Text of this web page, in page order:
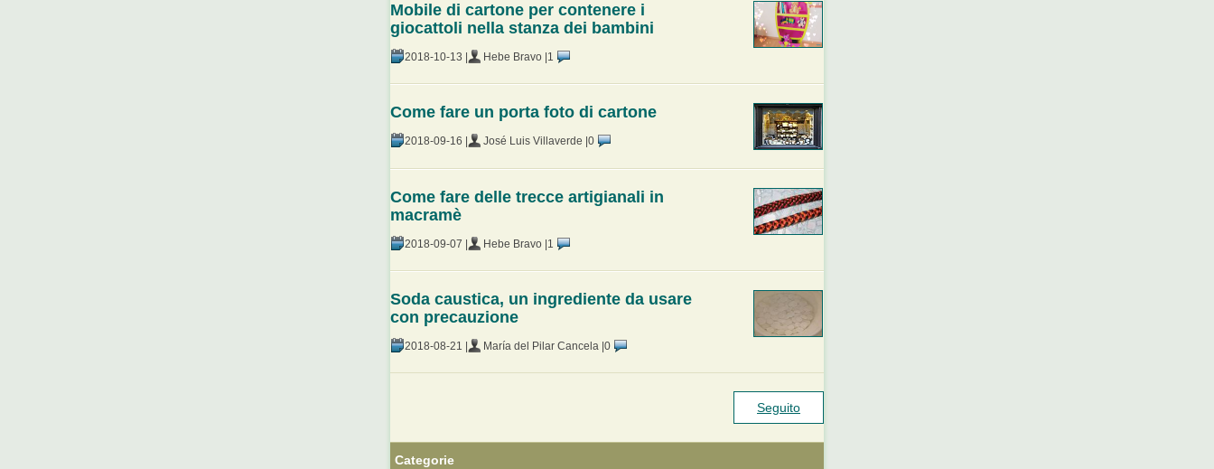
Mobile di cartone per contenere i
giocattoli nella stanza dei bambini
2018-10-13 | Hebe Bravo | 1
Come fare un porta foto di cartone
2018-09-16 | José Luis Villaverde | 0
Come fare delle trecce artigianali in
macramè
2018-09-07 | Hebe Bravo | 1
Soda caustica, un ingrediente da usare
con precauzione
2018-08-21 | María del Pilar Cancela | 0
Seguito
Categorie